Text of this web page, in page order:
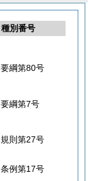
種別番号
要綱第80号
要綱第7号
規則第27号
条例第17号